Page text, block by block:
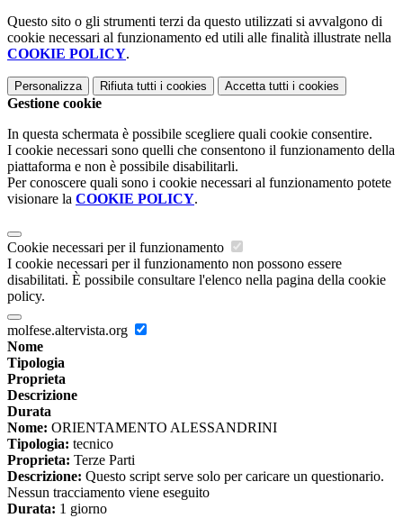
Questo sito o gli strumenti terzi da questo utilizzati si avvalgono di
cookie necessari al funzionamento ed utili alle finalità illustrate nella
COOKIE POLICY.
Personalizza Rifiuta tutti i cookies Accetta tutti i cookies
Gestione cookie
In questa schermata è possibile scegliere quali cookie consentire.
I cookie necessari sono quelli che consentono il funzionamento della
piattaforma e non è possibile disabilitarli.
Per conoscere quali sono i cookie necessari al funzionamento potete
visionare la COOKIE POLICY.
Cookie necessari per il funzionamento
I cookie necessari per il funzionamento non possono essere
disabilitati. È possibile consultare l'elenco nella pagina della cookie
policy.
molfese.altervista.org
Nome
Tipologia
Proprieta
Descrizione
Durata
Nome: ORIENTAMENTO ALESSANDRINI
Tipologia: tecnico
Proprieta: Terze Parti
Descrizione: Questo script serve solo per caricare un questionario.
Nessun tracciamento viene eseguito
Durata: 1 giorno